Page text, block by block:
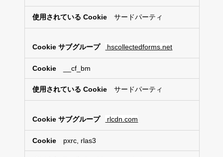
サードパーティ
hscollectedforms.net
__cf_bm
サードパーティ
rlcdn.com
pxrc, rlas3